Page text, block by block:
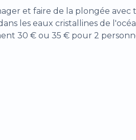
et faire de la plongée
les eaux cristallines de
30 € ou 35 € pour 2